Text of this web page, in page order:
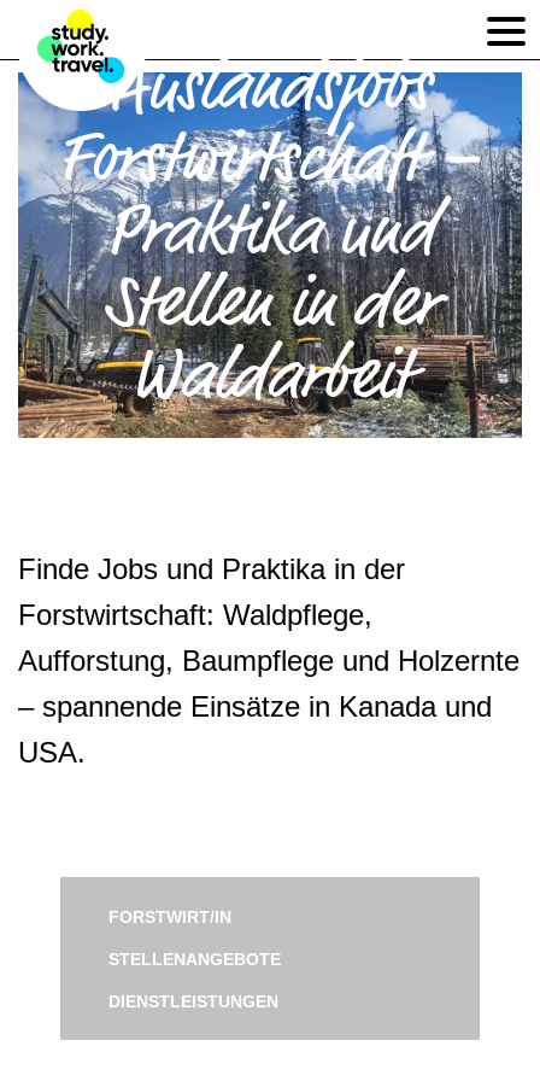
Auslandsjobs
Forstwirtschaft –
Praktika und
Stellen in der
Waldarbeit
Finde Jobs und Praktika in der
Forstwirtschaft: Waldpflege,
Aufforstung, Baumpflege und Holzernte
– spannende Einsätze in Kanada und
USA.
FORSTWIRT/IN
STELLENANGEBOTE
DIENSTLEISTUNGEN